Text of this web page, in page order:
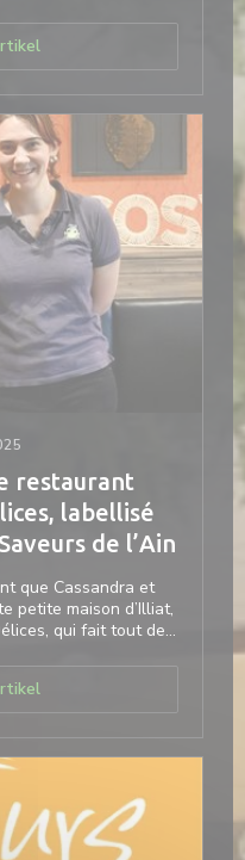
de produits frais et
de qualité.
d’année 2025. Les
avec un cahier
personnel de salle,
favorablement à un
toute la salle sur la
félicitait Dimitri.
((opent in een nieuw
restaurant
labellisé
de l’Ain
que Cassandra et
petite maison d’Illiat,
qui fait tout de
en fin de semaine.
bien sûr, mais la
à-dire jusqu’à plus
même cuisinés avec
surtout si l’on
la raison l’emporte
qui fait le succès
et Délices.
((opent in een nieuw